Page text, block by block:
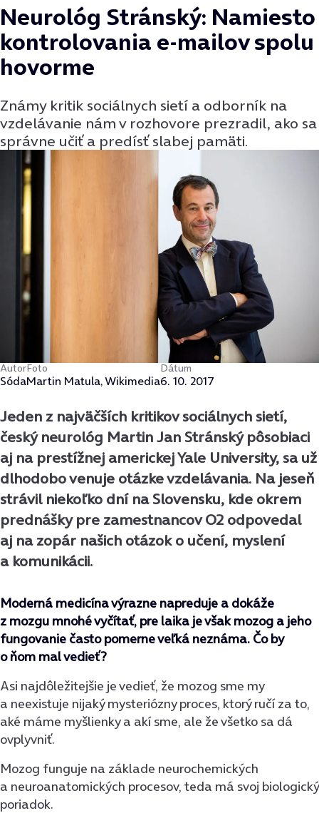
Neurológ Stránský: Namiesto
kontrolovania e-mailov spolu
hovorme
Známy kritik sociálnych sietí a odborník na
vzdelávanie nám v rozhovore prezradil, ako sa
správne učiť a predísť slabej pamäti.
Autor
Sóda
Foto
Martin Matula, Wikimedia
Dátum
6. 10. 2017
Jeden z najväčších kritikov sociálnych sietí,
český neurológ Martin Jan Stránský pôsobiaci
aj na prestížnej americkej Yale University, sa už
dlhodobo venuje otázke vzdelávania. Na jeseň
strávil niekoľko dní na Slovensku, kde okrem
prednášky pre zamestnancov O2 odpovedal
aj na zopár našich otázok o učení, myslení
a komunikácii.
Moderná medicína výrazne napreduje a dokáže
z mozgu mnohé vyčítať, pre laika je však mozog a jeho
fungovanie často pomerne veľká neznáma. Čo by
o ňom mal vedieť?
Asi najdôležitejšie je vedieť, že mozog sme my
a neexistuje nijaký mysteriózny proces, ktorý ručí za to,
aké máme myšlienky a akí sme, ale že všetko sa dá
ovplyvniť.
Mozog funguje na základe neurochemických
a neuroanatomických procesov, teda má svoj biologický
poriadok.